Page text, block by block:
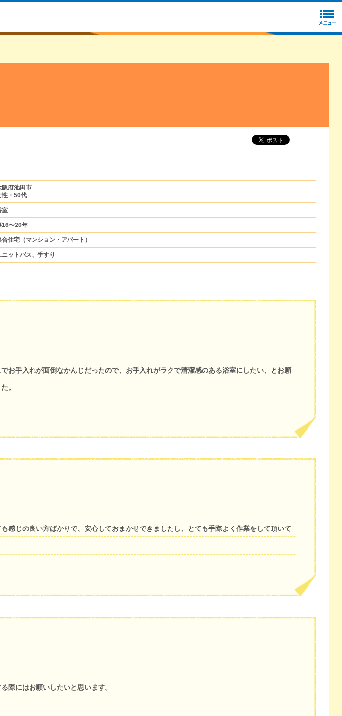
阪府池田市
性・50代
室
16〜20年
合住宅（マンション・アパート）
ニットバス、手すり
お手入れが面倒なかんじだったので、お手入れがラクで清潔感のある浴室にしたい、とお願
。
感じの良い方ばかりで、安心しておまかせできましたし、とても手際よく作業をして頂いて
際にはお願いしたいと思います。